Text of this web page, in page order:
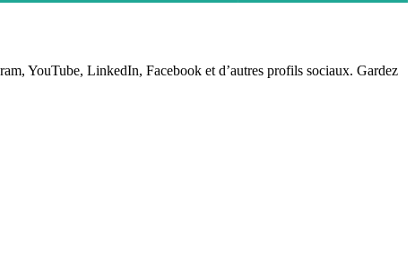
YouTube, LinkedIn, Facebook et d’autres profils sociaux. Gardez